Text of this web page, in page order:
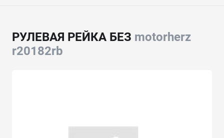
РУЛЕВАЯ РЕЙКА БЕЗ motorherz
r20182rb